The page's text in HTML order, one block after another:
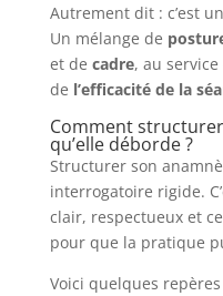
Autrement dit : c’est un
Un mélange de
et de cadre, au service
de l’efficacité de la
Comment
qu’elle déborde ?
Structurer son
interrogatoire rigide.
clair, respectueux et
pour que la pratique
Voici quelques